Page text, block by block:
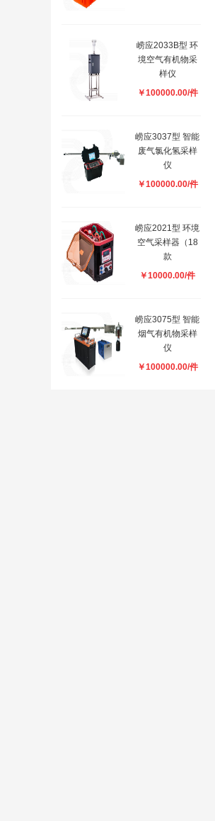
崂应2033B型 环
境空气有机物采
样仪
￥100000.00/件
崂应3037型 智能
废气氯化氢采样
仪
￥100000.00/件
崂应2021型 环境
空气采样器（18
款
￥10000.00/件
崂应3075型 智能
烟气有机物采样
仪
￥100000.00/件